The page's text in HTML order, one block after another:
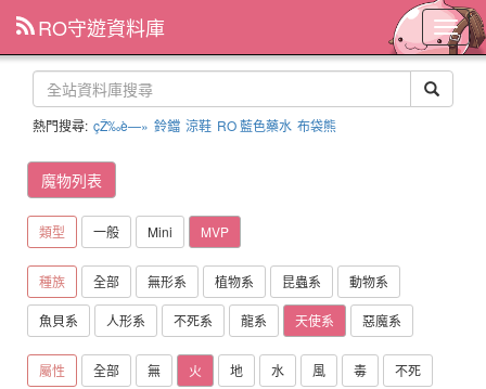
主
選
單
RO守遊資料庫
熱門搜尋: çŽ‰è—» 鈴鐺 涼鞋 RO 藍色藥水 布袋熊
魔物列表
類型 一般 Mini MVP
種族 全部 無形系 植物系 昆蟲系 動物系
魚貝系 人形系 不死系 龍系 天使系 惡魔系
屬性 全部 無 火 地 水 風 毒 不死